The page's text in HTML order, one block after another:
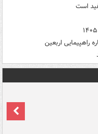
است
راهپیمایی اربعین